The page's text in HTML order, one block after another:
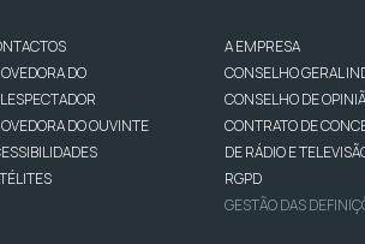
DO
DO OUVINTE
A EMPRESA
CONSELHO GERAL
CONSELHO DE
CONTRATO DE
DE RÁDIO E
RGPD
GESTÃO DAS